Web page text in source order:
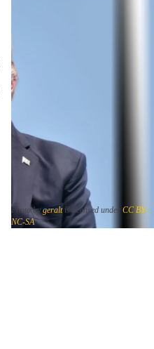
Photo by geraltis licensed under CC BY-
NC-SA